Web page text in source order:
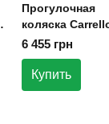
Прогулочная
коляска
CRL-5533
Carbon Frame
кг) Parchment
6 455 грн
Купить